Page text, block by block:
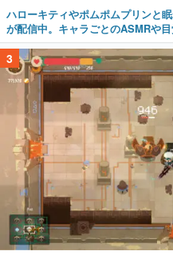
ハローキティやポムポムプリンと
が配信中。キャラごとのASMRや
3